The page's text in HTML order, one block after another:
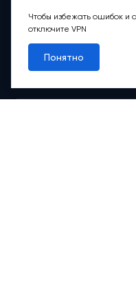
Пн-
Чтобы избежать ошибок и
отключите VPN
Понятно